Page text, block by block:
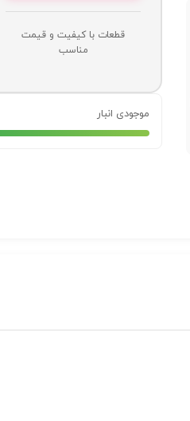
قطعات با کیفیت و قیمت
مناسب
موجودی انبار